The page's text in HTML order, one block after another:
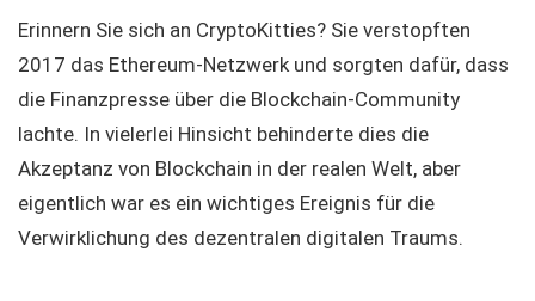
Erinnern Sie sich an CryptoKitties? Sie verstopften
2017 das Ethereum-Netzwerk und sorgten dafür, dass
die Finanzpresse über die Blockchain-Community
lachte. In vielerlei Hinsicht behinderte dies die
Akzeptanz von Blockchain in der realen Welt, aber
eigentlich war es ein wichtiges Ereignis für die
Verwirklichung des dezentralen digitalen Traums.